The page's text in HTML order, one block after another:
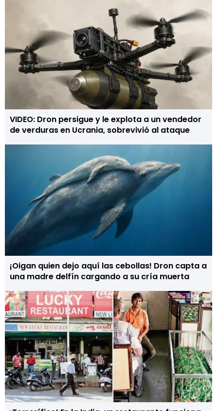
VIDEO: Dron persigue y le explota a un vendedor
de verduras en Ucrania, sobrevivió al ataque
¡Oigan quien dejo aquí las cebollas! Dron capta a
una madre delfín cargando a su cría muerta